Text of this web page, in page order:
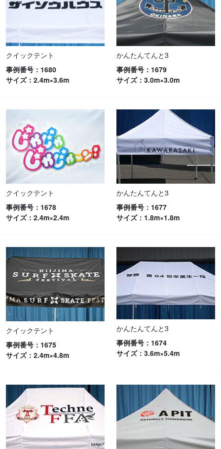
クイックテント
事例番号：1680
サイズ：2.4m×3.6m
かんたんてんと3
事例番号：1679
サイズ：3.0m×3.0m
クイックテント
事例番号：1678
サイズ：2.4m×2.4m
かんたんてんと3
事例番号：1677
サイズ：1.8m×1.8m
クイックテント
事例番号：1675
サイズ：2.4m×4.8m
かんたんてんと3
事例番号：1674
サイズ：3.6m×5.4m